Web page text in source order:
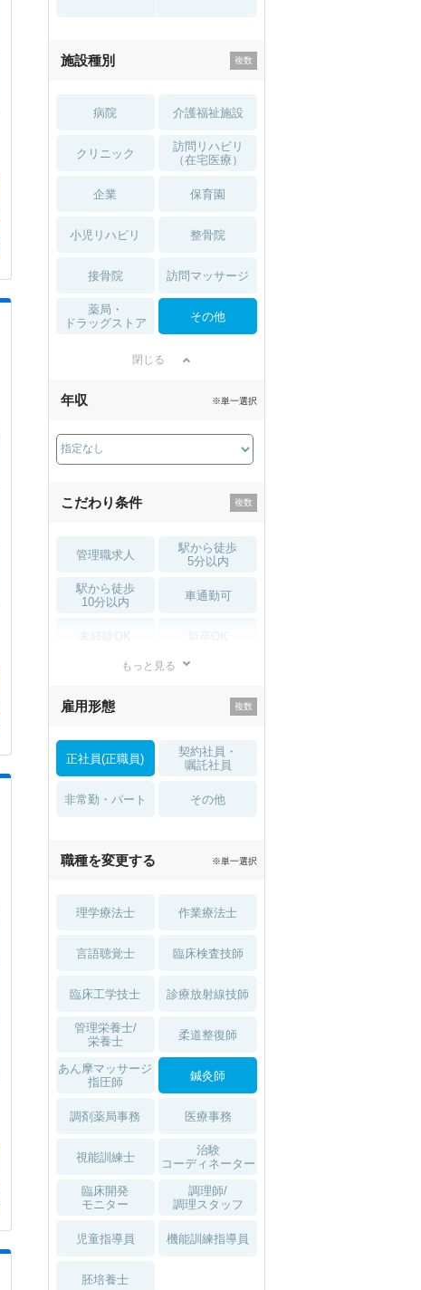
施設種別
病院 介護福祉施設
クリニック
訪問リハビリ
（在宅医療）
企業 保育園
小児リハビリ 整骨院
接骨院 訪問マッサージ
薬局・
ドラッグストア
その他
閉じる
年収 ※単一選択
こだわり条件
管理職求人
駅から徒歩
5分以内
駅から徒歩
10分以内
車通勤可
住宅手当・補助
土日祝休 無資格 OK
積極採用中 WEB面接OK
もっと見る
雇用形態
正社員(正職員)
契約社員・
嘱託社員
非常勤・パート その他
職種を変更する ※単一選択
理学療法士 作業療法士
言語聴覚士 臨床検査技師
臨床工学技士 診療放射線技師
管理栄養士/
栄養士
柔道整復師
あん摩マッサージ
指圧師
鍼灸師
調剤薬局事務 医療事務
視能訓練士
治験
コーディネーター
臨床開発
モニター
調理師/
調理スタッフ
児童指導員 機能訓練指導員
胚培養士